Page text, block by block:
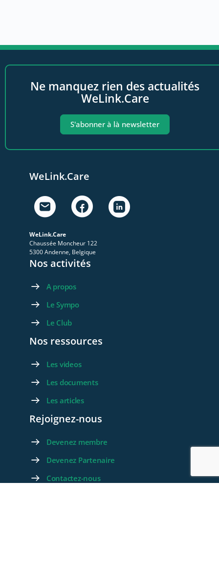
Ne manquez rien des actualités
WeLink.Care
S'abonner à là newsletter
WeLink.Care
WeLink.Care
Chaussée Moncheur 122
5300 Andenne, Belgique
Nos activités
A propos
Le Sympo
Le Club
Nos ressources
Les videos
Les documents
Les articles
Rejoignez-nous
Devenez membre
Devenez Partenaire
Contactez-nous